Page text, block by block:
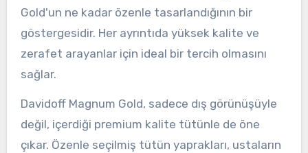
Gold'un ne kadar özenle tasarlandığının bir
göstergesidir. Her ayrıntıda yüksek kalite ve
zerafet arayanlar için ideal bir tercih olmasını
sağlar.
Davidoff Magnum Gold, sadece dış görünüşüyle
değil, içerdiği premium kalite tütünle de öne
çıkar. Özenle seçilmiş tütün yaprakları, ustaların